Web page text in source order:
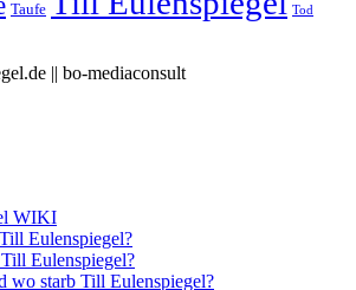
Taufe
Tod
|| bo-mediaconsult
WIKI
Eulenspiegel?
Eulenspiegel?
wo starb Till Eulenspiegel?